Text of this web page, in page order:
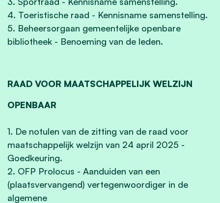
4. Toeristische raad - Kennisname samenstelling.
5. Beheersorgaan gemeentelijke openbare
bibliotheek - Benoeming van de leden.
RAAD VOOR MAATSCHAPPELIJK WELZIJN
OPENBAAR
1. De notulen van de zitting van de raad voor
maatschappelijk welzijn van 24 april 2025 -
Goedkeuring.
2. OFP Prolocus - Aanduiden van een
(plaatsvervangend) vertegenwoordiger in de
algemene